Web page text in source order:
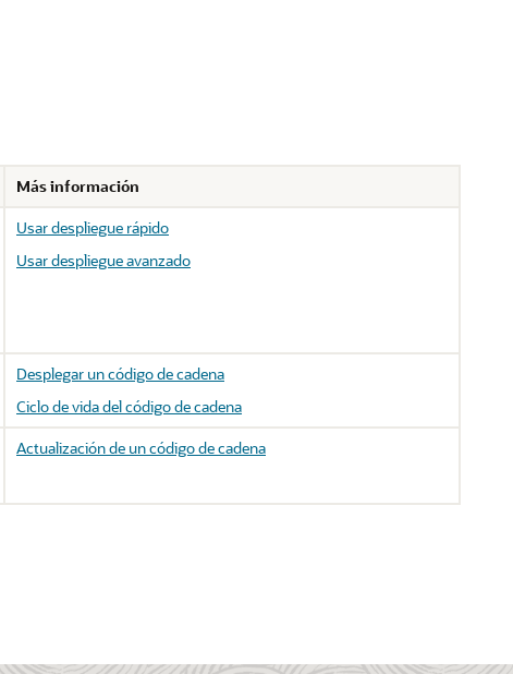
Más información
Usar despliegue rápido
Usar despliegue avanzado
Desplegar un código de cadena
Ciclo de vida del código de cadena
Actualización de un código de cadena